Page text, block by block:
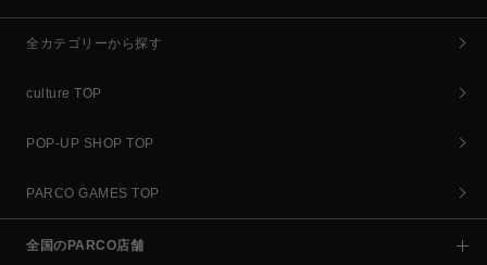
全カテゴリーから探す
culture TOP
POP-UP SHOP TOP
PARCO GAMES TOP
全国のPARCO店舗